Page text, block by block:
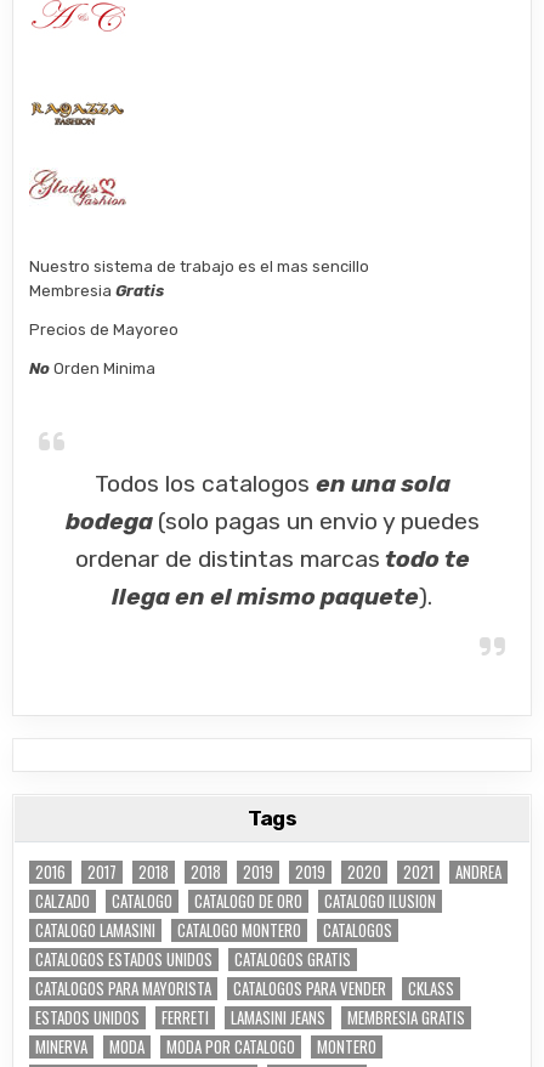
Nuestro sistema de trabajo es el mas sencillo
MembresiaGratis
Precios de Mayoreo
No Orden Minima
Todos los catalogos en una sola
bodega (solo pagas un envio y puedes
ordenar de distintas marcas todo te
llega en el mismo paquete).
Tags
2016 2017 2018 2018 2019 2019 2020 2021
ANDREA
CALZADO
CATALOGO CATALOGO DE ORO
CATALOGO ILUSION
CATALOGO LAMASINI
CATALOGO MONTERO
CATALOGOS
CATALOGOS ESTADOS UNIDOS
CATALOGOS GRATIS
CATALOGOS PARA MAYORISTA
CATALOGOS PARA VENDER
CKLASS
ESTADOS UNIDOS
FERRETI LAMASINI JEANS
MEMBRESIA GRATIS
MINERVA
MODA MODA POR CATALOGO
MONTERO